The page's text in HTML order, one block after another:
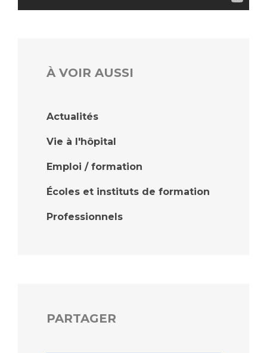
À VOIR AUSSI
Actualités
Vie à l'hôpital
Emploi / formation
Écoles et instituts de formation
Professionnels
PARTAGER